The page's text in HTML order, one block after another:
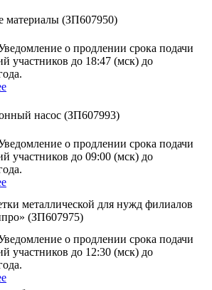
материалы (ЗП607950)
о продлении срока подачи
участников до 18:47 (мск) до
насос (ЗП607993)
о продлении срока подачи
участников до 09:00 (мск) до
металлической для нужд филиалов
(ЗП607975)
о продлении срока подачи
участников до 12:30 (мск) до